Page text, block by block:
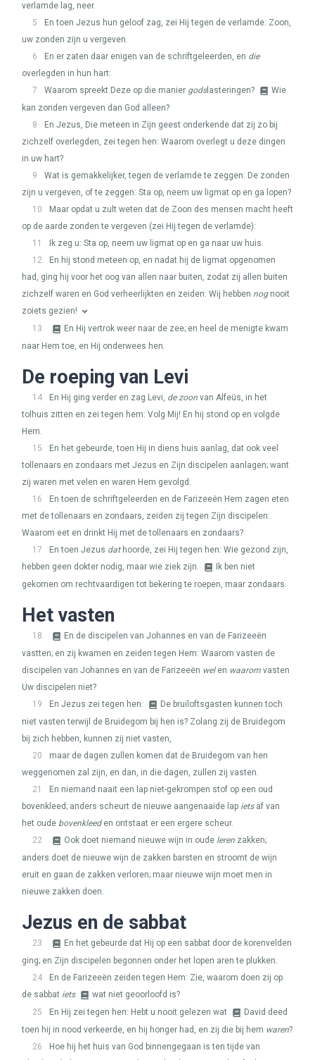
verlamde lag, neer.
5
En toen Jezus hun geloof zag, zei Hij tegen de verlamde: Zoon,
uw zonden zijn u vergeven.
6
En er zaten daar enigen van de schriftgeleerden, en die
overlegden in hun hart:
7
Waarom spreekt Deze op die manier godslasteringen?
Wie
kan zonden vergeven dan God alleen?
8
En Jezus, Die meteen in Zijn geest onderkende dat zij zo bij
zichzelf overlegden, zei tegen hen: Waarom overlegt u deze dingen
in uw hart?
9
Wat is gemakkelijker, tegen de verlamde te zeggen: De zonden
zijn u vergeven, of te zeggen: Sta op, neem uw ligmat op en ga lopen?
10
Maar opdat u zult weten dat de Zoon des mensen macht heeft
op de aarde zonden te vergeven (zei Hij tegen de verlamde):
11
Ik zeg u: Sta op, neem uw ligmat op en ga naar uw huis.
12
En hij stond meteen op, en nadat hij de ligmat opgenomen
had, ging hij voor het oog van allen naar buiten, zodat zij allen buiten
zichzelf waren en God verheerlijkten en zeiden: Wij hebben nognooit
zoiets gezien!
13
En Hij vertrok weer naar de zee; en heel de menigte kwam
naar Hem toe, en Hij onderwees hen.
De roeping van Levi
14 En Hij ging verder en zag Levi, de zoon van Alfeüs, in het
tolhuis zitten en zei tegen hem: Volg Mij! En hij stond op en volgde
Hem.
15
En het gebeurde, toen Hij in diens huis aanlag, dat ook veel
tollenaars en zondaars met Jezus en Zijn discipelen aanlagen; want
zij waren met velen en waren Hem gevolgd.
16
En toen de schriftgeleerden en de Farizeeën Hem zagen eten
met de tollenaars en zondaars, zeiden zij tegen Zijn discipelen:
Waarom eet en drinkt Hij met de tollenaars en zondaars?
17
En toen Jezus dathoorde, zei Hij tegen hen: Wie gezond zijn,
hebben geen dokter nodig, maar wie ziek zijn.
Ik ben niet
gekomen om rechtvaardigen tot bekering te roepen, maar zondaars.
Het vasten
18
En de discipelen van Johannes en van de Farizeeën
vastten; en zij kwamen en zeiden tegen Hem: Waarom vasten de
discipelen van Johannes en van de Farizeeën welen waarom vasten
Uw discipelen niet?
19
En Jezus zei tegen hen:
De bruiloftsgasten kunnen toch
niet vasten terwijl de Bruidegom bij hen is? Zolang zij de Bruidegom
bij zich hebben, kunnen zij niet vasten,
20
maar de dagen zullen komen dat de Bruidegom van hen
weggenomen zal zijn, en dan, in die dagen, zullen zij vasten.
21
En niemand naait een lap niet-gekrompen stof op een oud
bovenkleed; anders scheurt de nieuwe aangenaaide lap ietsaf van
het oude bovenkleeden ontstaat er een ergere scheur.
22
Ook doet niemand nieuwe wijn in oude leren zakken;
anders doet de nieuwe wijn de zakken barsten en stroomt de wijn
eruit en gaan de zakken verloren; maar nieuwe wijn moet men in
nieuwe zakken doen.
Jezus en de sabbat
23
En het gebeurde dat Hij op een sabbat door de korenvelden
ging; en Zijn discipelen begonnen onder het lopen aren te plukken.
24
En de Farizeeën zeiden tegen Hem: Zie, waarom doen zij op
de sabbat iets
wat niet geoorloofd is?
25
En Hij zei tegen hen: Hebt u nooit gelezen wat
David deed
toen hij in nood verkeerde, en hij honger had, en zij die bij hem waren?
26
Hoe hij het huis van God binnengegaan is ten tijde van